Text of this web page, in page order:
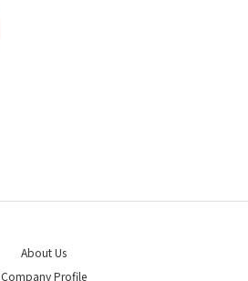
About Us
Company Profile